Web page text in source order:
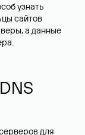
узнать
сайтов
а данные
для